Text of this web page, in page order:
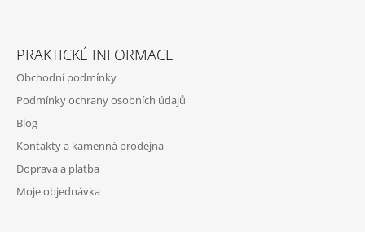
PRAKTICKÉ INFORMACE
Obchodní podmínky
Podmínky ochrany osobních údajů
Blog
Kontakty a kamenná prodejna
Doprava a platba
Moje objednávka